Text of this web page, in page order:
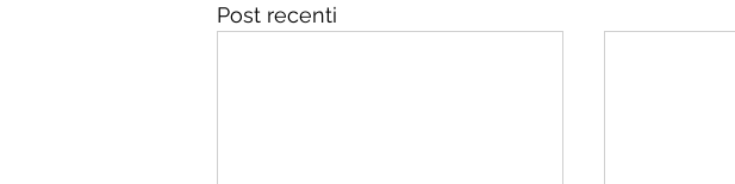
Post recenti